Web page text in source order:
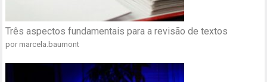
Três aspectos fundamentais para a revisão de textos
por marcela.baumont